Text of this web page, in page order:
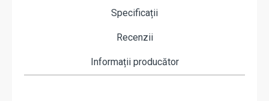
Specificații
Recenzii
Informații producător